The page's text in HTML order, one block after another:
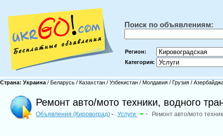
Поиск по объявлениям:
Регион:
Категория:
Страна: Украина / Беларусь / Казахстан / Узбекистан / Молдавия / Грузия /
Ремонт авто/мото техники, водного
Объявления (Кировоград) - Услуги - Ремонт авто/мото